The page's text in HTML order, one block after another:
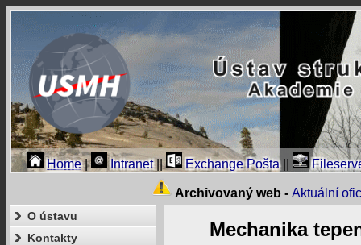
Home| Intranet|| Exchange Pošta
Archivovaný web - Aktuální
O ústavu
Kontakty
Mechanika